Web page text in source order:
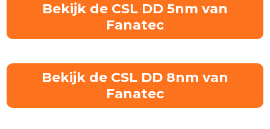
Bekijk de CSL DD 5nm van
Fanatec
Bekijk de CSL DD 8nm van
Fanatec